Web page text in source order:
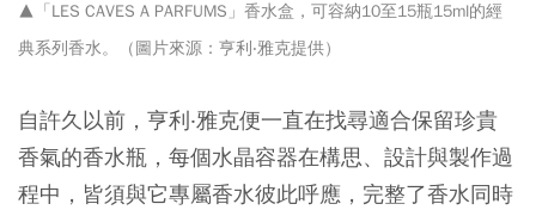
▲「LES CAVES A PARFUMS」香水盒，可容納10至15瓶15ml的經
典系列香水。（圖片來源：亨利‧雅克提供）
自許久以前，亨利‧雅克便一直在找尋適合保留珍貴
香氣的香水瓶，每個水晶容器在構思、設計與製作過
程中，皆須與它專屬香水彼此呼應，完整了香水同時